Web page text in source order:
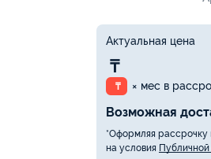
Актуальная цена
₸
₸ × мес в
Возможная
*Оформляя рассрочку
на условия